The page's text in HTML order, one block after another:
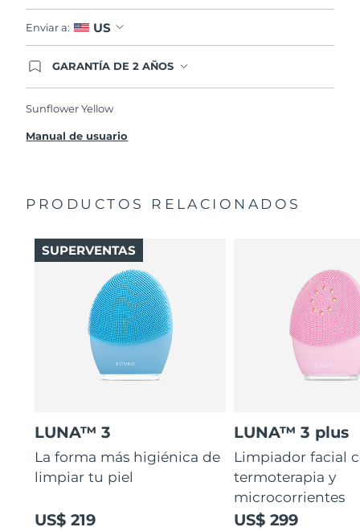
Enviar a: US
GARANTÍA DE 2 AÑOS
de tener algún problema durante los 2 años
producto sin cargo alguno.
Sunflower Yellow
Manual de usuario
PRODUCTOS RELACIONADOS
LUNA™ 3
La forma más higiénica de
limpiar tu piel
US$ 219
SUPERVENTAS
LUNA™ 3 plus
Limpiador facial
termoterapia y
microcorrientes
US$ 299